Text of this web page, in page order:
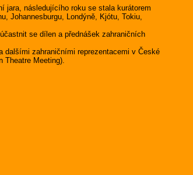
následujícího roku se stala kurátorem
Johannesburgu, Londýně, Kjótu, Tokiu,
se dílen a přednášek zahraničních
zahraničními reprezentacemi v České
Theatre Meeting).